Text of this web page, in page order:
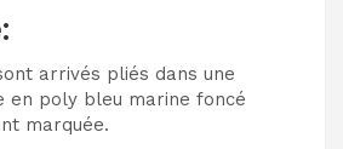
arrivés pliés dans une
en poly bleu marine foncé
marquée.